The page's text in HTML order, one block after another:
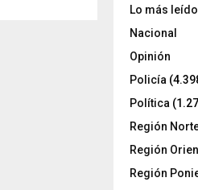
Lo más leído
Nacional
Opinión
Policía
Política
Región
Región
Región